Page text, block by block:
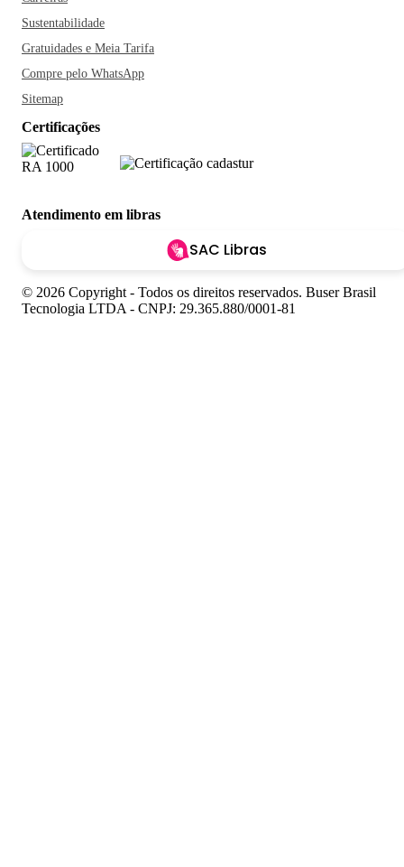
Sustentabilidade
Gratuidades e Meia Tarifa
Compre pelo WhatsApp
Sitemap
Certificações
Atendimento em libras
SAC Libras
© 2026 Copyright - Todos os direitos reservados. Buser Brasil
Tecnologia LTDA - CNPJ: 29.365.880/0001-81